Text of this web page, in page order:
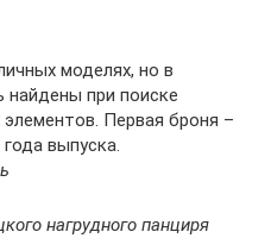
моделях, но в
при поиске
Первая броня –
выпуска.
нагрудного панциря